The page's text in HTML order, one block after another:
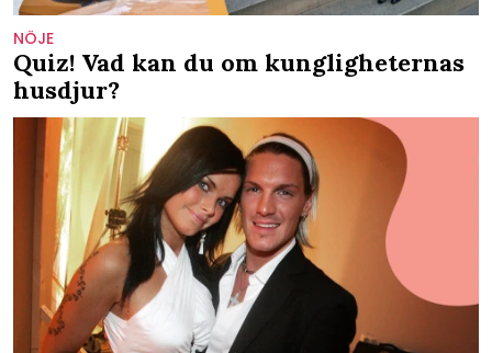
NÖJE
Quiz! Vad kan du om kungligheternas
husdjur?